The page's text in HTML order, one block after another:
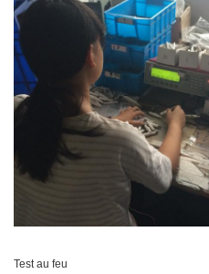
Test au feu